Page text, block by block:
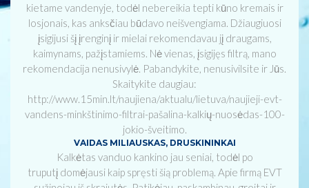
kietame vandenyje, todėl nebereikia tepti kūno kremais ir
losjonais, kas anksčiau būdavo neišvengiama. Džiaugiuosi
įsigijusi šį įrenginį ir mielai rekomendavau jį draugams,
kaimynams, pažįstamiems. Nė vienas, įsigijęs filtrą, mano
rekomendacija nenusivylė. Pabandykite, nenusivilsite ir Jūs.
Skaitykite daugiau:
http://www.15min.lt/naujiena/aktualu/lietuva/naujieji-evt-
vandens-minkštinimo-filtrai-pašalina-kalkių-nuosėdas-100-
jokio-šveitimo.
VAIDAS MILIAUSKAS, DRUSKININKAI
Kalkėtas vanduo kankino jau seniai, todėl po
truputį domėjausi kaip spręsti šią problemą. Apie firmą EVT